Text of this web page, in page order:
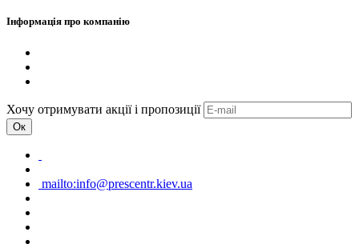
Інформація про компанію
Хочу отримувати акції і пропозиції
Ок
mailto:info@prescentr.kiev.ua